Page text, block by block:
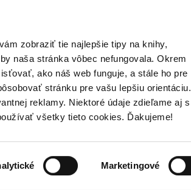
zobraziť tie najlepšie tipy na knihy,
naša stránka vôbec nefungovala. Okrem
ako náš web funguje, a stále ho pre
stránku pre vašu lepšiu orientáciu.
reklamy. Niektoré údaje zdieľame aj s
všetky tieto cookies. Ďakujeme!
Marketingové